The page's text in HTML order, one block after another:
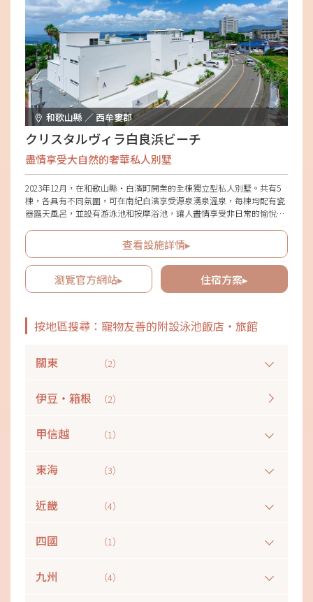
和歌山縣 ／ 西牟婁郡
クリスタルヴィラ白良浜ビーチ
盡情享受大自然的奢華私人別墅
2023年12月，在和歌山縣・白濱町開業的全棟獨立型私人別墅。共有5
棟，各具有不同氛圍，可在南紀白濱享受源泉湧泉溫泉，每棟均配有瓷
器露天風呂，並設有游泳池和按摩浴池，讓人盡情享受非日常的愉悅時
很吸引人。此外，家電產品和盥洗用品採用了知名廠牌的商品，支持舒
適的住宿。還有可容納寵物的棟，可根據情況選擇最適合的空間，無論
是情侶、家庭旅行還是團體入住都很適合。
查看設施詳情▸
瀏覽官方網站▸ 住宿方案▸
按地區搜尋：寵物友善的附設泳池飯店・旅館
關東 （2）
伊豆・箱根 （2）
甲信越 （1）
東海 （3）
近畿 （4）
四國 （1）
九州 （4）